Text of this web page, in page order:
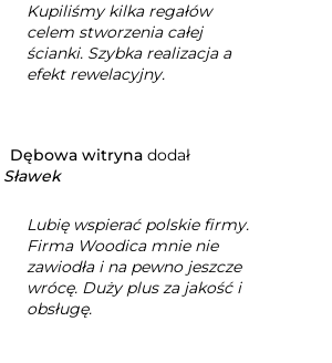
Kupiliśmy kilka regałów
celem stworzenia całej
ścianki. Szybka realizacja a
efekt rewelacyjny.
Dębowa witrynadodał
Sławek
Lubię wspierać polskie firmy.
Firma Woodica mnie nie
zawiodła i na pewno jeszcze
wrócę. Duży plus za jakość i
obsługę.